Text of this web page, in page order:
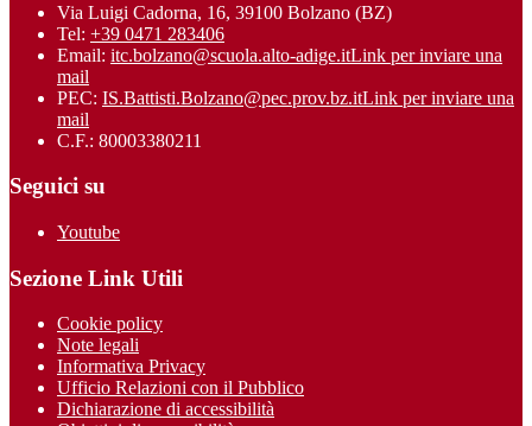
Via Luigi Cadorna, 16, 39100 Bolzano (BZ)
Tel: +39 0471 283406
Email: itc.bolzano@scuola.alto-adige.itLink per inviare una
mail
PEC: IS.Battisti.Bolzano@pec.prov.bz.itLink per inviare una
mail
C.F.: 80003380211
Seguici su
Youtube
Sezione Link Utili
Cookie policy
Note legali
Informativa Privacy
Ufficio Relazioni con il Pubblico
Dichiarazione di accessibilità